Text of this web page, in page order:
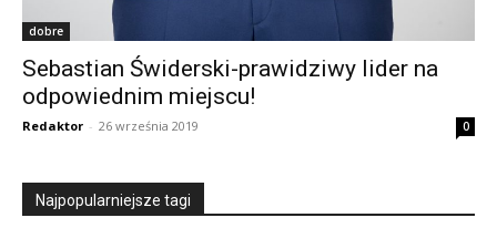
dobre
Sebastian Świderski-prawidziwy lider na
odpowiednim miejscu!
Redaktor - 26 września 2019 0
Najpopularniejsze tagi